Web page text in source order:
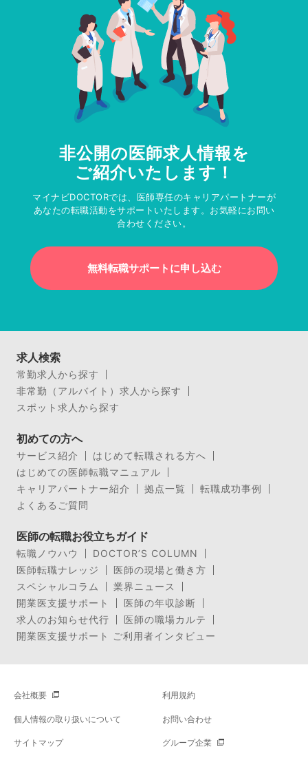
非公開の医師求人情報を
ご紹介いたします！
マイナビDOCTORでは、医師専任のキャリアパートナーが
あなたの転職活動をサポートいたします。お気軽にお問い
合わせください。
無料転職サポートに申し込む
求人検索
常勤求人から探す
非常勤（アルバイト）求人から探す
スポット求人から探す
初めての方へ
サービス紹介
はじめて転職される方へ
はじめての医師転職マニュアル
キャリアパートナー紹介
拠点一覧
転職成功事例
よくあるご質問
医師の転職お役立ちガイド
転職ノウハウ
DOCTOR’S COLUMN
医師転職ナレッジ
医師の現場と働き方
スペシャルコラム
業界ニュース
開業医支援サポート
医師の年収診断
求人のお知らせ代行
医師の職場カルテ
開業医支援サポート ご利用者インタビュー
会社概要 利用規約
個人情報の取り扱いについて お問い合わせ
サイトマップ グループ企業